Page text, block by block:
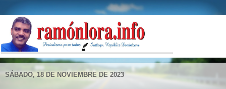
SÁBADO, 18 DE NOVIEMBRE DE 2023